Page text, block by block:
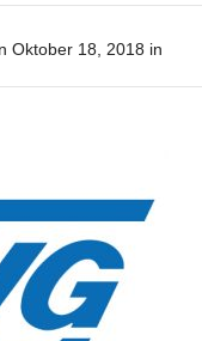
Oktober 18, 2018 in